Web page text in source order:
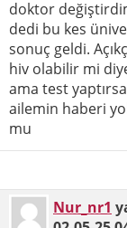
doktor
dedi bu kes
sonuç geldi.
hiv olabilir mi
ama test
ailemin haberi
mu
Nur_nr1